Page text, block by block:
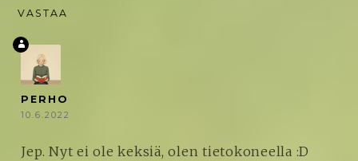
VASTAA
PERHO
10.6.2022
Jep. Nyt ei ole keksiä, olen tietokoneella :D